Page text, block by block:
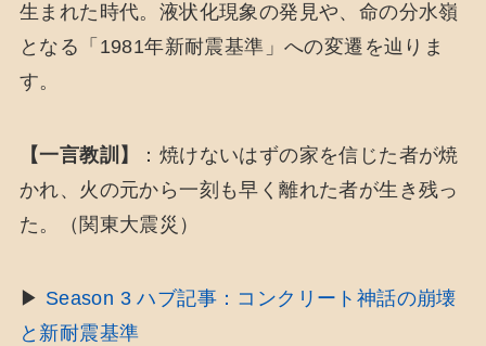
生まれた時代。液状化現象の発見や、命の分水嶺
となる「1981年新耐震基準」への変遷を辿りま
す。
【一言教訓】
：焼けないはずの家を信じた者が焼
かれ、火の元から一刻も早く離れた者が生き残っ
た。（関東大震災）
▶ Season 3 ハブ記事：コンクリート神話の崩壊
と新耐震基準